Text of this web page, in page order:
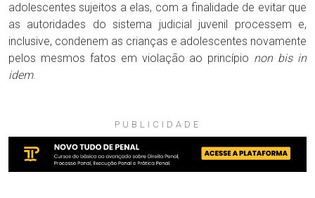
adolescentes sujeitos a elas, com a finalidade de evitar que
as autoridades do sistema judicial juvenil processem e,
inclusive, condenem as crianças e adolescentes novamente
pelos mesmos fatos em violação ao princípio non bis in
idem.
PUBLICIDADE